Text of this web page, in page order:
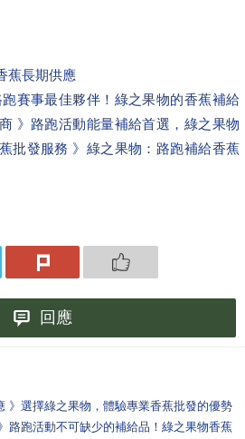
蕉長期供應
賽事最佳夥伴！綠之果物的香蕉補給
》路跑活動能量補給首選，綠之果物
批發服務 》綠之果物：路跑補給香蕉
回應
》選擇綠之果物，體驗專業香蕉批發的優勢
路跑活動不可缺少的補給品！綠之果物香蕉